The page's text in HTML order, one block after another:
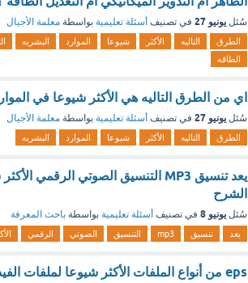
سُئل يونيو 27 في تصنيف أسئلة تعليمية بواسطة معلمة الأجيال
الطرق التاليه الأكثر شيوعا الموارد البشريه
الطاقه
اي من الطرق التاليه هي الأكثر شيوعا في
سُئل يونيو 27 في تصنيف أسئلة تعليمية بواسطة معلمة الأجيال
الطرق التاليه الأكثر شيوعا الموارد البشريه
الشرح
سُئل يونيو 8 في تصنيف أسئلة تعليمية بواسطة باحث المعرفة
يعد تنسيق mp3 التنسيق الصوتي الرقمي
eps من أنواع الملفات الأكثر شيوعا لملفات الفيديو ؟ - مع الشرح